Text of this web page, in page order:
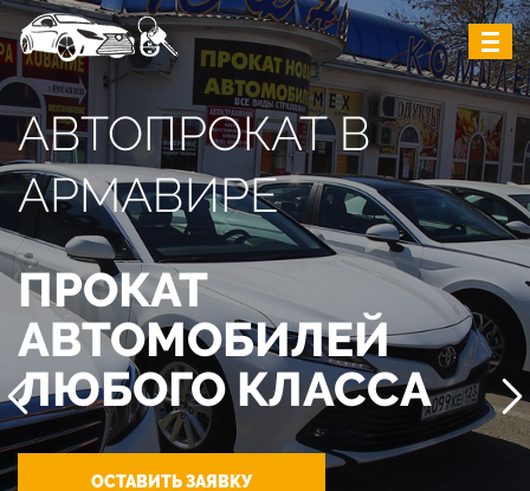
АВТОПРОКАТ В
АРМАВИРЕ
ПРОКАТ
АВТОМОБИЛЕЙ
ЛЮБОГО КЛАССА
ОСТАВИТЬ ЗАЯВКУ